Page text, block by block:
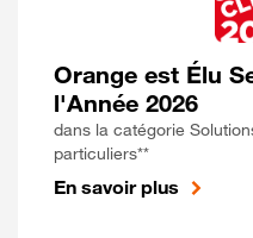
Orange est Élu
l'Année 2026
dans la catégorie
particuliers**
En savoir plus